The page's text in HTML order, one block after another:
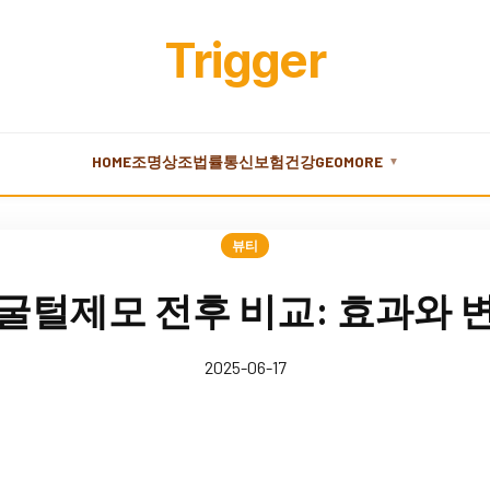
Trigger
HOME조명상조법률통신보험건강GEOMORE ▼
뷰티
털제모 전후 비교: 효과와
2025-06-17